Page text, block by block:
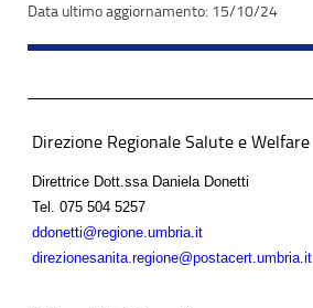
15/10/24
Direzione Regionale Salute e Welfare
Direttrice Dott.ssa Daniela Donetti
Tel.
075 504 5257
ddonetti@regione.umbria.it
direzionesanita.regione@postacert.umbria.it